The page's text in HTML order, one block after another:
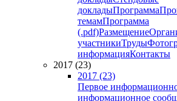
докладыПрограмма
темамПрограмма
(.pdf)Размещение
участникиТруды
информацияКонтакты
2017 (23)
2017 (23)
Первое
информационное